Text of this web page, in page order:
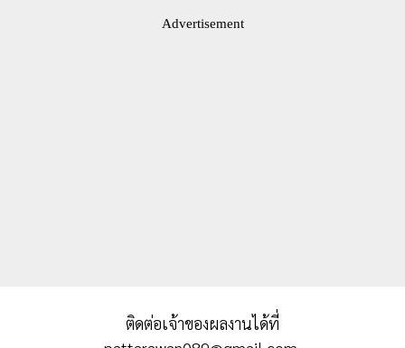
Advertisement
ติดต่อเจ้าของผลงานได้ที่